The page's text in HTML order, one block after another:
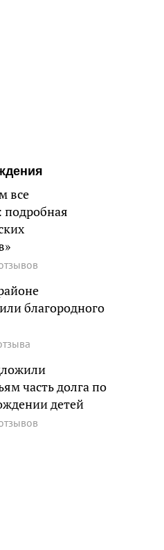
все
подробная
благородного
часть долга по
детей